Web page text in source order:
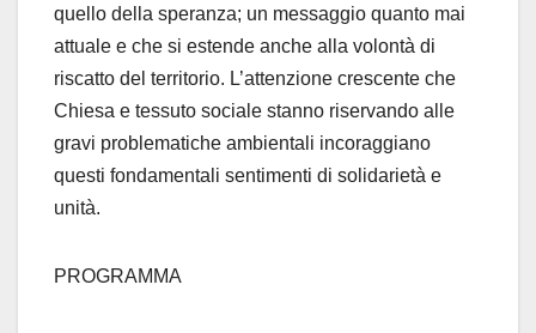
quello della speranza; un messaggio quanto mai
attuale e che si estende anche alla volontà di
riscatto del territorio. L’attenzione crescente che
Chiesa e tessuto sociale stanno riservando alle
gravi problematiche ambientali incoraggiano
questi fondamentali sentimenti di solidarietà e
unità.
PROGRAMMA